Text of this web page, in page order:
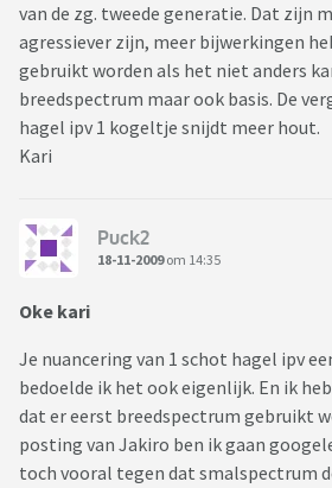
van de zg. tweede generatie. Dat zijn
agressiever zijn, meer bijwerkingen
gebruikt worden als het niet anders
breedspectrum maar ook basis. De
hagel ipv 1 kogeltje snijdt meer hout.
Kari
Puck2
18-11-2009om 14:35
Oke kari
Je nuancering van 1 schot hagel ipv
bedoelde ik het ook eigenlijk. En ik
dat er eerst breedspectrum gebruikt
posting van Jakiro ben ik gaan
toch vooral tegen dat smalspectrum